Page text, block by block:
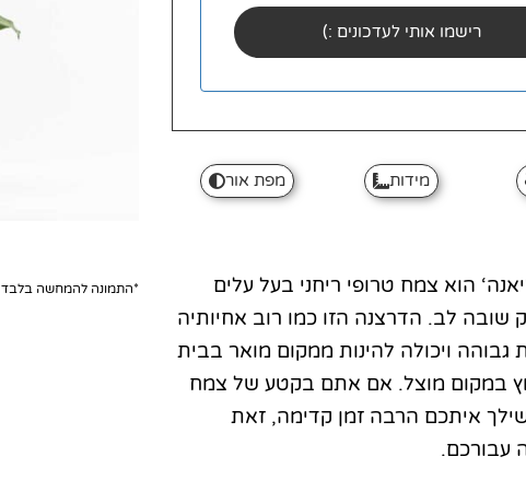
מידות מפת אור
הוא צמח טרופי ריחני בעל עלים
שובה לב. הדרצנה הזו כמו רוב אחיותיה
גבוהה ויכולה להינות ממקום מואר בבית
במקום מוצל. אם אתם בקטע של צמח
איתכם הרבה זמן קדימה, זאת
עבורכם.
*התמונה להמחשה בלבד